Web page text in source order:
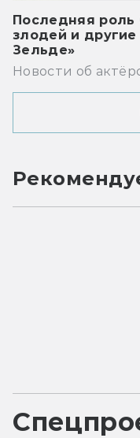
Последняя роль
злодей и
Зельде»
Новости об